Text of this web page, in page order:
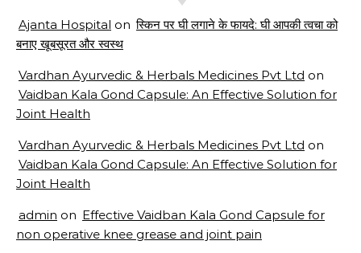
Ajanta Hospital on स्किन पर घी लगाने के फायदे: घी आपकी त्वचा को
बनाए खूबसूरत और स्वस्थ
Vardhan Ayurvedic & Herbals Medicines Pvt Ltd on
Vaidban Kala Gond Capsule: An Effective Solution for
Joint Health
Vardhan Ayurvedic & Herbals Medicines Pvt Ltd on
Vaidban Kala Gond Capsule: An Effective Solution for
Joint Health
admin on Effective Vaidban Kala Gond Capsule for
non operative knee grease and joint pain